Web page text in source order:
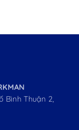
Bình Thuận 2,